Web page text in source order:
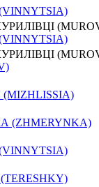
(MIZHLISSIA)
(ZHMERYNKA)
(TERESHKY)